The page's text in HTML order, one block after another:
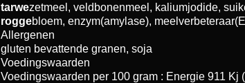
tarwezetmeel, veldbonenmeel, kaliumjodide,
roggebloem, enzym(amylase),
Allergenen
gluten bevattende granen, soja
Voedingswaarden
Voedingswaarden per 100 gram : Energie 911 Kj